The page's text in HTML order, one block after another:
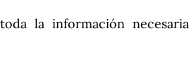
la información necesaria